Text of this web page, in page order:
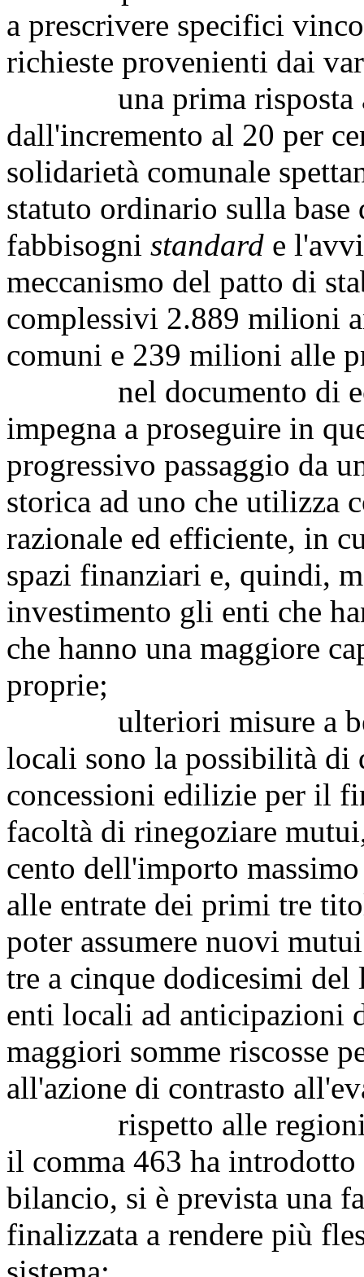
a prescrivere specifici
richieste provenienti dai
una prima risposta a
dall'incremento al 20 per
solidarietà comunale
statuto ordinario sulla
fabbisogni standard e
meccanismo del patto di
complessivi 2.889 milioni
comuni e 239 milioni alle
nel documento di
impegna a proseguire in
progressivo passaggio da
storica ad uno che utilizza
razionale ed efficiente, in
spazi finanziari e, quindi,
investimento gli enti che
che hanno una maggiore
proprie;
ulteriori misure a
locali sono la possibilità di
concessioni edilizie per il
facoltà di rinegoziare
cento dell'importo
alle entrate dei primi tre
poter assumere nuovi
tre a cinque dodicesimi
enti locali ad anticipazioni
maggiori somme riscosse
all'azione di contrasto
rispetto alle regioni a
il comma 463 ha
bilancio, si è prevista una
finalizzata a rendere più